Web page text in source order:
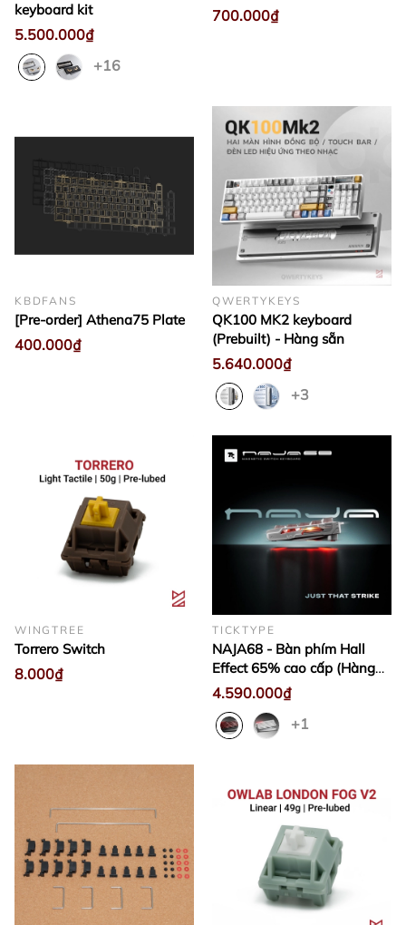
keyboard kit
5.500.000₫
+16
700.000₫
KBDFANS
[Pre-order] Athena75 Plate
400.000₫
QWERTYKEYS
QK100 MK2 keyboard
(Prebuilt) - Hàng sẵn
5.640.000₫
+3
WINGTREE
Torrero Switch
8.000₫
TICKTYPE
NAJA68 - Bàn phím Hall
Effect 65% cao cấp (Hàng
sẵn)
4.590.000₫
+1